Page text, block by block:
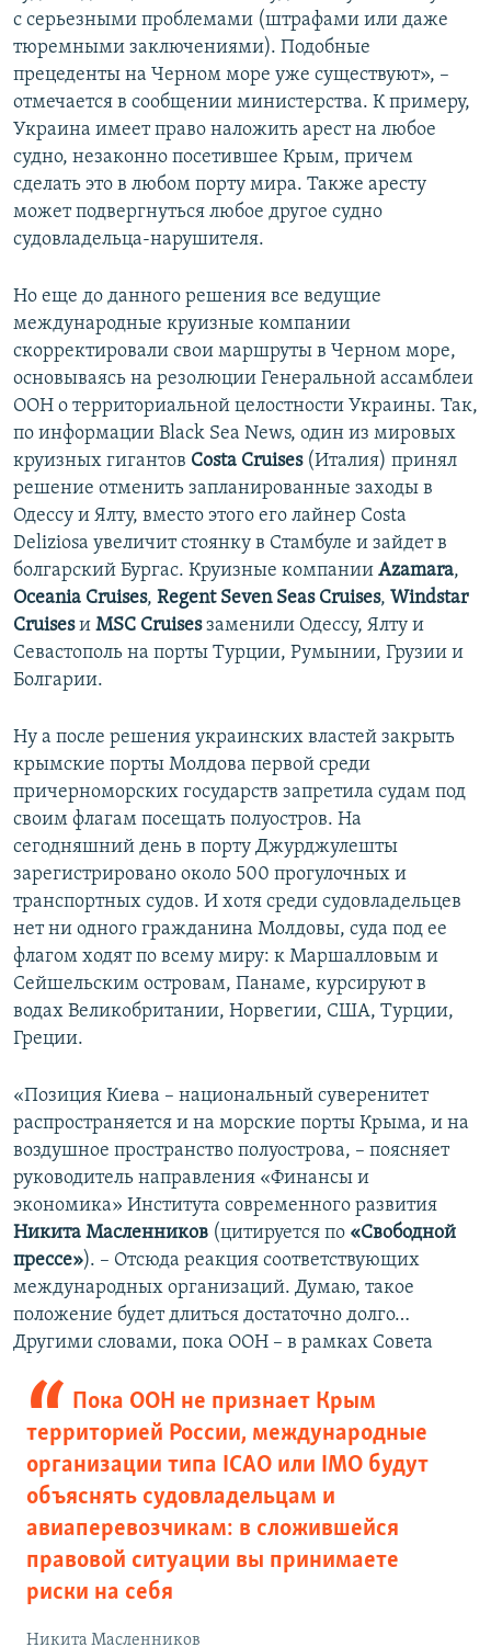
с серьезными проблемами (штрафами или даже
тюремными заключениями). Подобные
прецеденты на Черном море уже существуют», –
отмечается в сообщении министерства. К примеру,
Украина имеет право наложить арест на любое
судно, незаконно посетившее Крым, причем
сделать это в любом порту мира. Также аресту
может подвергнуться любое другое судно
судовладельца-нарушителя.
Но еще до данного решения все ведущие
международные круизные компании
скорректировали свои маршруты в Черном море,
основываясь на резолюции Генеральной ассамблеи
ООН о территориальной целостности Украины. Так,
по информации Black Sea News, один из мировых
круизных гигантов Costa Cruises(Италия) принял
решение отменить запланированные заходы в
Одессу и Ялту, вместо этого его лайнер Costa
Deliziosa увеличит стоянку в Стамбуле и зайдет в
болгарский Бургас. Круизные компании Azamara,
Oceania Cruises, Regent Seven Seas Cruises, Windstar
Cruisesи MSC Cruisesзаменили Одессу, Ялту и
Севастополь на порты Турции, Румынии, Грузии и
Болгарии.
Ну а после решения украинских властей закрыть
крымские порты Молдова первой среди
причерноморских государств запретила судам под
своим флагам посещать полуостров. На
сегодняшний день в порту Джурджулешты
зарегистрировано около 500 прогулочных и
транспортных судов. И хотя среди судовладельцев
нет ни одного гражданина Молдовы, суда под ее
флагом ходят по всему миру: к Маршалловым и
Сейшельским островам, Панаме, курсируют в
водах Великобритании, Норвегии, США, Турции,
Греции.
«Позиция Киева – национальный суверенитет
распространяется и на морские порты Крыма, и на
воздушное пространство полуострова, – поясняет
руководитель направления «Финансы и
экономика» Института современного развития
Никита Масленников (цитируется по «Свободной
прессе»). – Отсюда реакция соответствующих
международных организаций. Думаю, такое
положение будет длиться достаточно долго…
Другими словами, пока ООН – в рамках Совета
Пока ООН не признает Крым
территорией России, международные
организации типа ICAO или IMO будут
объяснять судовладельцам и
авиаперевозчикам: в сложившейся
правовой ситуации вы принимаете
риски на себя
Никита Масленников